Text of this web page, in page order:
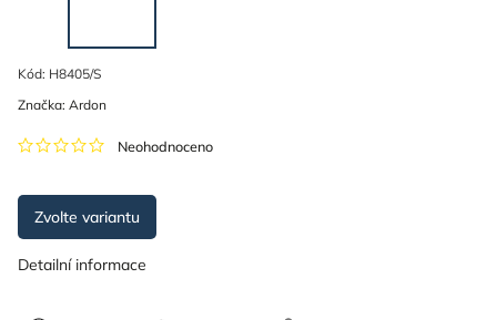
Kód: H8405/S
Neohodnoceno
Značka: Ardon
Zvolte variantu
Detailní informace